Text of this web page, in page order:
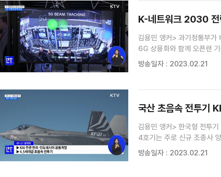
K-네트워크 2030 전
김용민 앵커> 과기정통부가
6G 상용화와 함께 오픈랜
임하경 기자, 이번 전략이 나온 배경부터 설
방송일자 : 2023.02.21
국산 초음속 전투기
김용민 앵커> 한국형 전투기
4호기는 주로 신규 조종사
전하겠습니다. 이혜진 기자> 'KF-21 보라매'는 한국항공우주산업(KAI) 주관으로 한국과
방송일자 : 2023.02.21
검색 조건
검색어 입력
검색